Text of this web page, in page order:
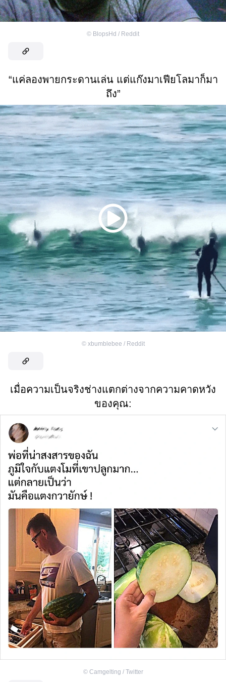
© BlopsHd / Reddit
“แค่ลองพายกระดานเล่น แต่แก๊งมาเฟียโลมาก็มา
ถึง”
© xbumblebee / Reddit
เมื่อความเป็นจริงช่างแตกต่างจากความคาดหวัง
ของคุณ:
© Camgelting / Twitter